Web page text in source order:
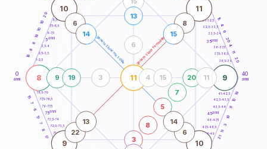
generazione maschile generazione femminile
0
anni
40
anni
1-2,5
2,5-3,5
3,5-4
6-7,5
7,5-8,5
8,5-9
31-32,5
32,5-33,5
33,5-34
36-37,5
37,5-38,5
38,5-39
41-42,5
42,5-43,5
43,5-44
46-47,5
47,5-48,5
48,5-49
71-72,5
72,5-73,5
73,5-74
76-77,5
77,5-78,5
78,5-79
16
8
8
18
10
10
20
15
4
6
20
4
11
20
19
10
11
19
3
11
21
17
8
7
17
6
7
15
8 9
11
10 11
9 10
3
8
5
7
20
9 11
19
13
4 15
3
6
6
14
8
15
22
13
6
14
5anni
35anni
45anni
75anni